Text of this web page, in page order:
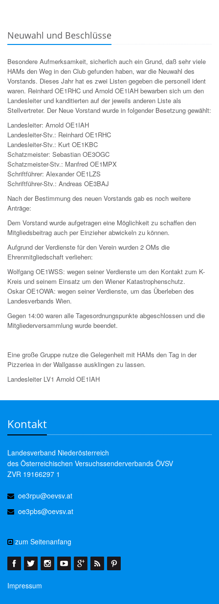
Neuwahl und Beschlüsse
Besondere Aufmerksamkeit, sicherlich auch ein Grund, daß sehr viele
HAMs den Weg in den Club gefunden haben, war die Neuwahl des
Vorstands. Dieses Jahr hat es zwei Listen gegeben die personell ident
waren. Reinhard OE1RHC und Arnold OE1IAH bewarben sich um den
Landesleiter und kanditierten auf der jeweils anderen Liste als
Stellvertreter. Der Neue Vorstand wurde in folgender Besetzung gewählt:
Landesleiter: Arnold OE1IAH
Landesleiter-Stv.: Reinhard OE1RHC
Landesleiter-Stv.: Kurt OE1KBC
Schatzmeister: Sebastian OE3OGC
Schatzmeister-Stv.: Manfred OE1MPX
Schriftführer: Alexander OE1LZS
Schriftführer-Stv.: Andreas OE3BAJ
Nach der Bestimmung des neuen Vorstands gab es noch weitere
Anträge:
Dem Vorstand wurde aufgetragen eine Möglichkeit zu schaffen den
Mitgliedsbeitrag auch per Einzieher abwickeln zu können.
Aufgrund der Verdienste für den Verein wurden 2 OMs die
Ehrenmitgliedschaft verliehen:
Wolfgang OE1WSS: wegen seiner Verdienste um den Kontakt zum K-
Kreis und seinem Einsatz um den Wiener Katastrophenschutz.
Oskar OE1OWA: wegen seiner Verdienste, um das Überleben des
Landesverbands Wien.
Gegen 14:00 waren alle Tagesordnungspunkte abgeschlossen und die
Mitgliederversammlung wurde beendet.
Eine große Gruppe nutze die Gelegenheit mit HAMs den Tag in der
Pizzeriea in der Wallgasse ausklingen zu lassen.
Landesleiter LV1 Arnold OE1IAH
Kontakt
Landesverband Niederösterreich
des Österreichischen Versuchssenderverbands ÖVSV
ZVR 19166297 1
oe3rpu@oevsv.at
oe3pbs@oevsv.at
zum Seitenanfang
Impressum